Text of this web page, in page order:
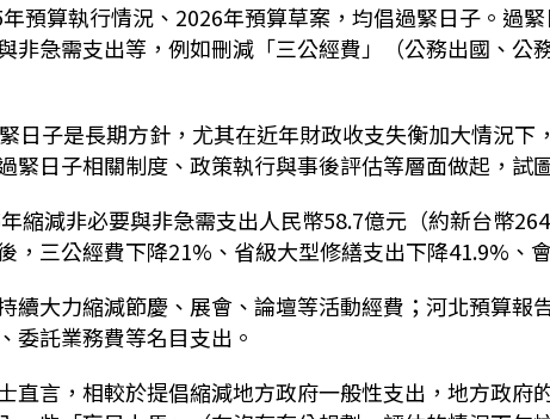
預算執行情況、2026年預算草案，均倡過緊日子。過
非急需支出等，例如刪減「三公經費」（公務出國、公
日子是長期方針，尤其在近年財政收支失衡加大情況下
緊日子相關制度、政策執行與事後評估等層面做起，試
縮減非必要與非急需支出人民幣58.7億元（約新台幣
，三公經費下降21%、省級大型修繕支出下降41.9%、
續大力縮減節慶、展會、論壇等活動經費；河北預算報
委託業務費等名目支出。
直言，相較於提倡縮減地方政府一般性支出，地方政府